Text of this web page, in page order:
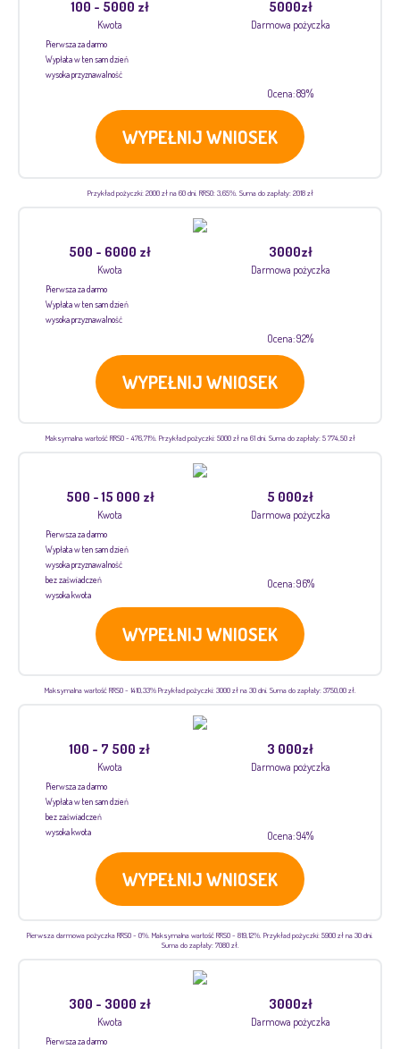
100 - 5000 zł
Kwota
5000zł
Darmowa pożyczka
Pierwsza za darmo
Wypłata w ten sam dzień
wysoka przyznawalność
Ocena: 89%
WYPEŁNIJ WNIOSEK
Przykład pożyczki: 2000 zł na 60 dni. RRSO: 3,65%. Suma do zapłaty: 2018 zł
500 - 6000 zł
Kwota
3000zł
Darmowa pożyczka
Pierwsza za darmo
Wypłata w ten sam dzień
wysoka przyznawalność
Ocena: 92%
WYPEŁNIJ WNIOSEK
Maksymalna wartość RRSO - 476,71%. Przykład pożyczki: 5000 zł na 61 dni. Suma do zapłaty: 5 774,50 zł
500 - 15 000 zł
Kwota
5 000zł
Darmowa pożyczka
Pierwsza za darmo
Wypłata w ten sam dzień
wysoka przyznawalność
bez zaświadczeń
wysoka kwota
Ocena: 96%
WYPEŁNIJ WNIOSEK
Maksymalna wartość RRSO - 1410,33% Przykład pożyczki: 3000 zł na 30 dni. Suma do zapłaty: 3750,00 zł.
100 - 7 500 zł
Kwota
3 000zł
Darmowa pożyczka
Pierwsza za darmo
Wypłata w ten sam dzień
bez zaświadczeń
wysoka kwota
Ocena: 94%
WYPEŁNIJ WNIOSEK
Pierwsza darmowa pożyczka RRSO - 0%. Maksymalna wartość RRSO - 819,12%. Przykład pożyczki: 5900 zł na 30 dni.
Suma do zapłaty: 7080 zł.
300 - 3000 zł
Kwota
3000zł
Darmowa pożyczka
Pierwsza za darmo